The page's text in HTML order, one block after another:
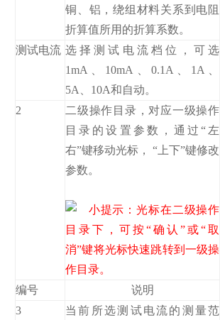
铜、铝，绕组材料关系到电阻
折算值所用的折算系数。
测试电流 选择测试电流档位，可选
1mA、10mA、0.1A、1A、
5A、10A和自动。
2
二级操作目录，对应一级操作
目录的设置参数，通过“左
右”键移动光标， “上下”键修改
参数。
小提示：光标在二级操作
目录下，可按“确认”或“取
消”键将光标快速跳转到一级操
作目录。
编号
说明
3
当前所选测试电流的测量范